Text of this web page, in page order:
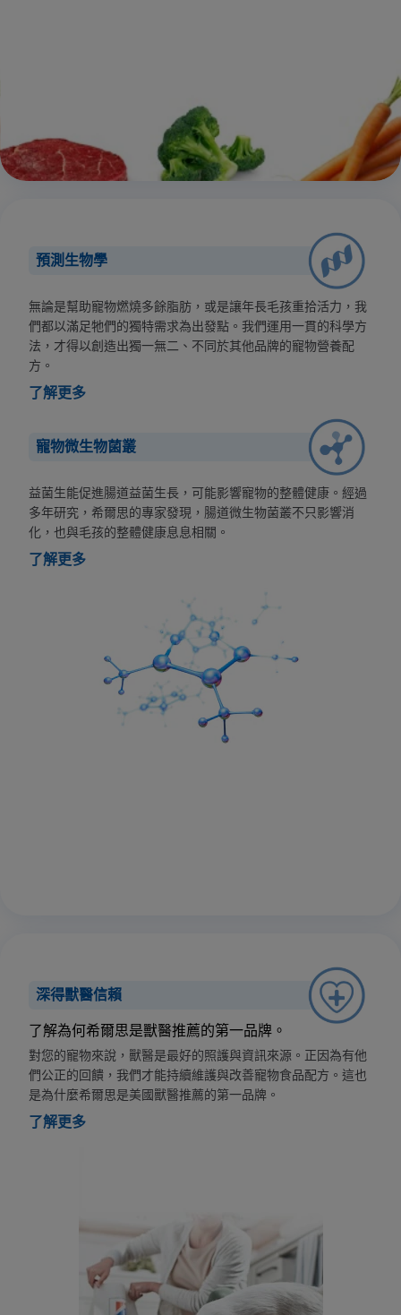
預測生物學
無論是幫助寵物燃燒多餘脂肪，或是讓年長毛孩重拾活力，我
們都以滿足牠們的獨特需求為出發點。我們運用一貫的科學方
法，才得以創造出獨一無二、不同於其他品牌的寵物營養配
方。
了解更多
寵物微生物菌叢
益菌生能促進腸道益菌生長，可能影響寵物的整體健康。經過
多年研究，希爾思的專家發現，腸道微生物菌叢不只影響消
化，也與毛孩的整體健康息息相關。
了解更多
深得獸醫信賴
了解為何希爾思是獸醫推薦的第一品牌。
對您的寵物來說，獸醫是最好的照護與資訊來源。正因為有他
們公正的回饋，我們才能持續維護與改善寵物食品配方。這也
是為什麼希爾思是美國獸醫推薦的第一品牌。
了解更多